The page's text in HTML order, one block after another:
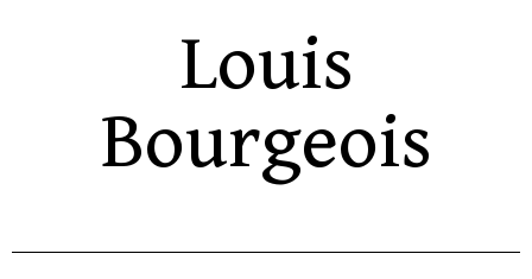
Louis
Bourgeois